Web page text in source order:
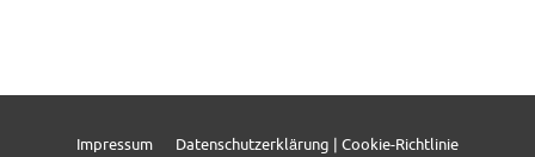
Impressum Datenschutzerklärung | Cookie-Richtlinie